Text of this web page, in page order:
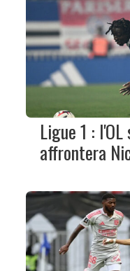
Ligue 1 :
affrontera